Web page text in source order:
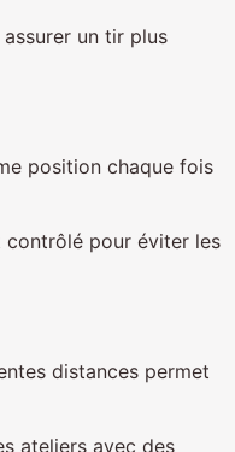
un tir plus
position chaque fois
pour éviter les
distances permet
ateliers avec des